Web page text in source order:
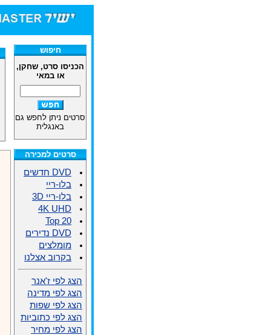
חיפוש
הכניסו סרט, שחקן,
או במאי
סרטים ניתן לחפש גם
באנגלית
סרטים למכירה
DVD חדשים
בלו-ריי
בלו-ריי 3D
4K UHD
Top 20
DVD נדירים
מומלצים
בקרוב אצלנו
הצג לפי ז'אנר
הצג לפי מדינה
הצג לפי שפות
הצג לפי כתוביות
הצג לפי מחיר